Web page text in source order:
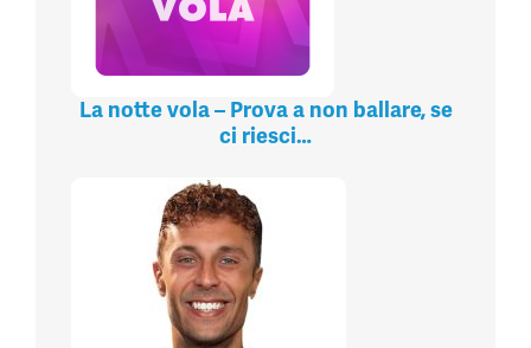
La notte vola – Prova a non ballare, se
ci riesci…